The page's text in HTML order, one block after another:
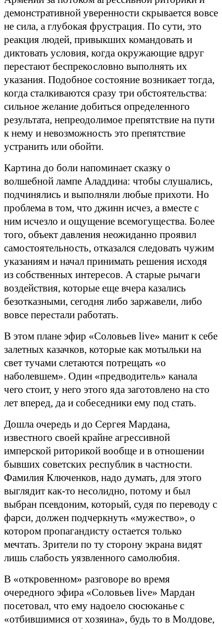
демонстративной уверенности скрывается вовсе
не сила, а глубокая фрустрация. По сути, это
реакция людей, привыкших командовать и
диктовать условия, когда окружающие вдруг
перестают беспрекословно выполнять их
указания. Подобное состояние возникает тогда,
когда сталкиваются сразу три обстоятельства:
сильное желание добиться определенного
результата, непреодолимое препятствие на пути
к нему и невозможность это препятствие
устранить или обойти.
Картина до боли напоминает сказку о
волшебной лампе Аладдина: чтобы слушались,
подчинялись и выполняли любые прихоти. Но
проблема в том, что джинн исчез, а вместе с
ним исчезло и ощущение всемогущества. Более
того, объект давления неожиданно проявил
самостоятельность, отказался следовать чужим
указаниям и начал принимать решения исходя
из собственных интересов. А старые рычаги
воздействия, которые еще вчера казались
безотказными, сегодня либо заржавели, либо
вовсе перестали работать.
В этом плане эфир «Соловьев live» манит к себе
залетных казачков, которые как мотыльки на
свет тучами слетаются потрещать «о
наболевшем». Один «предводитель» канала
чего стоит, у него этого яда заготовлено на сто
лет вперед, да и собеседники ему под стать.
Дошла очередь и до Сергея Мардана,
известного своей крайне агрессивной
имперской риторикой вообще и в отношении
бывших советских республик в частности.
Фамилия Ключенков, надо думать, для этого
выглядит как-то несолидно, потому и был
выбран псевдоним, который, судя по переводу с
фарси, должен подчеркнуть «мужество», о
котором пропагандисту остается только
мечтать. Зрители по ту сторону экрана видят
лишь слабость уязвленного самолюбия.
В «откровенном» разговоре во время
очередного эфира «Соловьев live» Мардан
посетовал, что ему надоело сюсюканье с
«отбившимися от хозяина», будь то в Молдове,